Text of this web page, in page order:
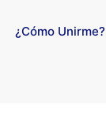
¿Cómo Unirme?